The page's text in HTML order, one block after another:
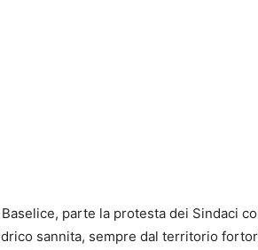
parte la protesta dei Sindaci
sannita, sempre dal territorio